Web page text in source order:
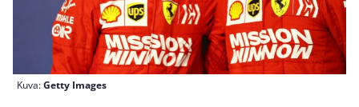
Kuva:Getty Images